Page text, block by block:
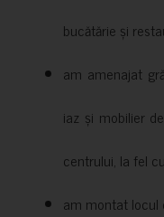
bucătărie și
am amenajat
iaz și mobilier
centrului, la fel
am montat locul